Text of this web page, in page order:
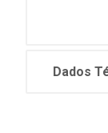
Dados